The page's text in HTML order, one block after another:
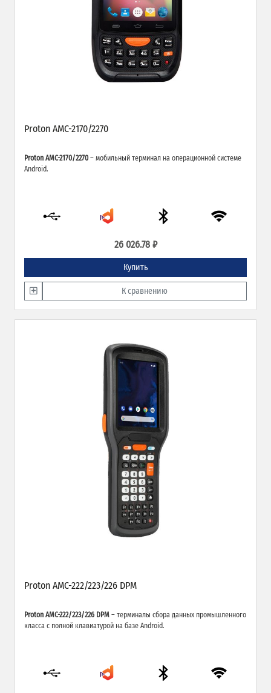
Proton AMC-2170/2270
Proton AMC-2170/2270 – мобильный терминал на операционной системе
Android.
26 026.78 ₽
Купить
К сравнению
Proton AMC-222/223/226 DPM
Proton AMC-222/223/226 DPM – терминалы сбора данных промышленного
класса с полной клавиатурой на базе Android.